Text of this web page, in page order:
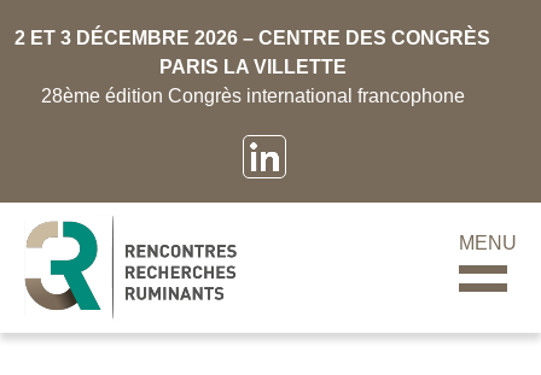
2 ET 3 DÉCEMBRE 2026 – CENTRE DES CONGRÈS
PARIS LA VILLETTE
28ème édition Congrès international francophone
MENU